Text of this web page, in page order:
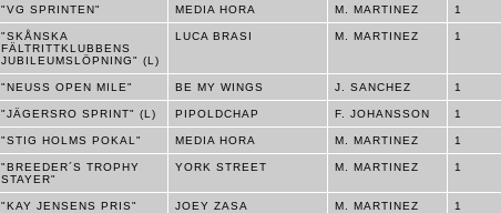
"VG SPRINTEN" MEDIA HORA M. MARTINEZ 1
"SKÅNSKA
FÄLTRITTKLUBBENS
JUBILEUMSLÖPNING" (L)
LUCA BRASI M. MARTINEZ 1
"NEUSS OPEN MILE" BE MY WINGS J. SANCHEZ 1
"JÄGERSRO SPRINT" (L) PIPOLDCHAP F. JOHANSSON 1
"STIG HOLMS POKAL" MEDIA HORA M. MARTINEZ 1
"BREEDER´S TROPHY
STAYER"
YORK STREET M. MARTINEZ 1
"KAY JENSENS PRIS" JOEY ZASA M. MARTINEZ 1